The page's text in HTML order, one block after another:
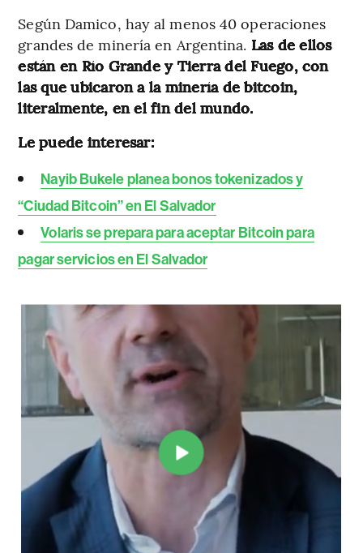
Según Damico, hay al menos 40 operaciones
grandes de minería en Argentina. Las de ellos
están en Río Grande y Tierra del Fuego, con
las que ubicaron a la minería de bitcoin,
literalmente, en el fin del mundo.
Le puede interesar:
Nayib Bukele planea bonos tokenizados y
“Ciudad Bitcoin” en El Salvador
Volaris se prepara para aceptar Bitcoin para
pagar servicios en El Salvador